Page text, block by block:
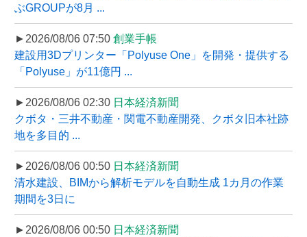
ぶGROUPが8月 ...
►2026/08/06 07:50 創業手帳
建設用3Dプリンター「Polyuse One」を開発・提供する
「Polyuse」が11億円 ...
►2026/08/06 02:30 日本経済新聞
クボタ・三井不動産・関電不動産開発、クボタ旧本社跡
地を多目的 ...
►2026/08/06 00:50 日本経済新聞
清水建設、BIMから解析モデルを自動生成 1カ月の作業
期間を3日に
►2026/08/06 00:50 日本経済新聞